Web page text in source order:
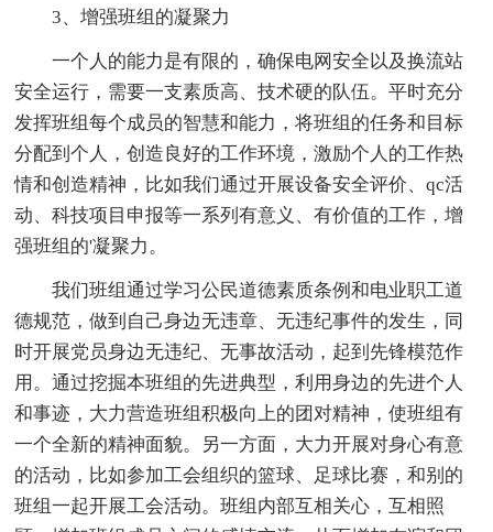
3、增强班组的凝聚力
一个人的能力是有限的，确保电网安全以及换流站
安全运行，需要一支素质高、技术硬的队伍。平时充分
发挥班组每个成员的智慧和能力，将班组的任务和目标
分配到个人，创造良好的工作环境，激励个人的工作热
情和创造精神，比如我们通过开展设备安全评价、qc活
动、科技项目申报等一系列有意义、有价值的工作，增
强班组的'凝聚力。
我们班组通过学习公民道德素质条例和电业职工道
德规范，做到自己身边无违章、无违纪事件的发生，同
时开展党员身边无违纪、无事故活动，起到先锋模范作
用。通过挖掘本班组的先进典型，利用身边的先进个人
和事迹，大力营造班组积极向上的团对精神，使班组有
一个全新的精神面貌。另一方面，大力开展对身心有意
的活动，比如参加工会组织的篮球、足球比赛，和别的
班组一起开展工会活动。班组内部互相关心，互相照